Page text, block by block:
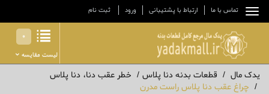
تماس با ما ارتباط با پشتیبانی ورود ثبت نام
0
لیست مقایسه
یدک مال قطعات بدنه دنا پلاس
خطر عقب دنا، دنا پلاس
چراغ عقب دنا پلاس راست مدرن